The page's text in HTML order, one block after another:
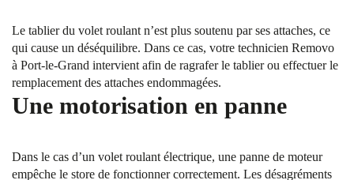
Le tablier du volet roulant n’est plus soutenu par ses attaches, ce
qui cause un déséquilibre. Dans ce cas, votre technicien Removo
à Port-le-Grand intervient afin de ragrafer le tablier ou effectuer le
remplacement des attaches endommagées.
Une motorisation en panne
Dans le cas d’un volet roulant électrique, une panne de moteur
empêche le store de fonctionner correctement. Les désagréments